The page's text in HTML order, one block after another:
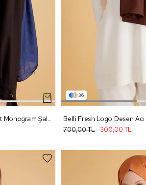
Belli Fresh Logo Desen Lacivert Monogram Şal 1 - 93
36
300,00 TL
700,00 TL